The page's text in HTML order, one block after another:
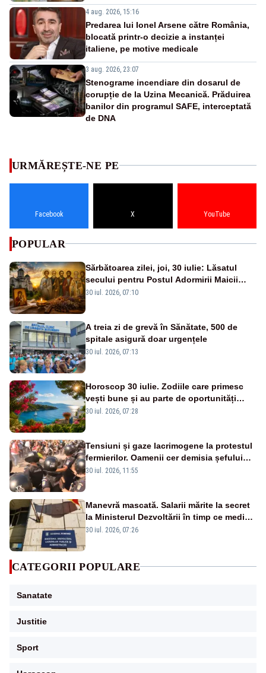
4 aug. 2026, 15:16
Predarea lui Ionel Arsene către România,
blocată printr-o decizie a instanței
italiene, pe motive medicale
3 aug. 2026, 23:07
Stenograme incendiare din dosarul de
corupție de la Uzina Mecanică. Prăduirea
banilor din programul SAFE, interceptată
de DNA
URMĂREȘTE-NE PE
Facebook X YouTube
POPULAR
Sărbătoarea zilei, joi, 30 iulie: Lăsatul
secului pentru Postul Adormirii Maicii
Domnului și Sfântul Valentin
30 iul. 2026, 07:10
A treia zi de grevă în Sănătate, 500 de
spitale asigură doar urgențele
30 iul. 2026, 07:13
Horoscop 30 iulie. Zodiile care primesc
vești bune și au parte de oportunități
neașteptate
30 iul. 2026, 07:28
Tensiuni și gaze lacrimogene la protestul
fermierilor. Oamenii cer demisia șefului
ANSVSA și s-au mutat în Piața Victoria–
30 iul. 2026, 11:55
Manevră mascată. Salarii mărite la secret
la Ministerul Dezvoltării în timp ce medicii
ies în stradă
30 iul. 2026, 07:26
CATEGORII POPULARE
Sanatate
Justitie
Sport